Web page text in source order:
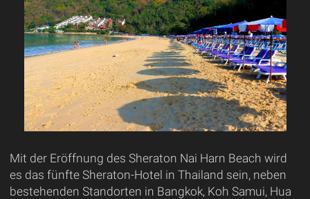
Mit der Eröffnung des Sheraton Nai Harn Beach wird
es das fünfte Sheraton-Hotel in Thailand sein, neben
bestehenden Standorten in Bangkok, Koh Samui, Hua